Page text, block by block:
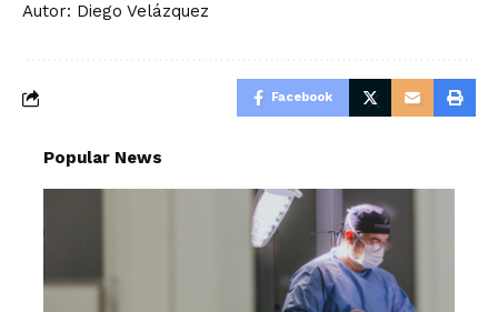
Autor: Diego Velázquez
Facebook
Popular News